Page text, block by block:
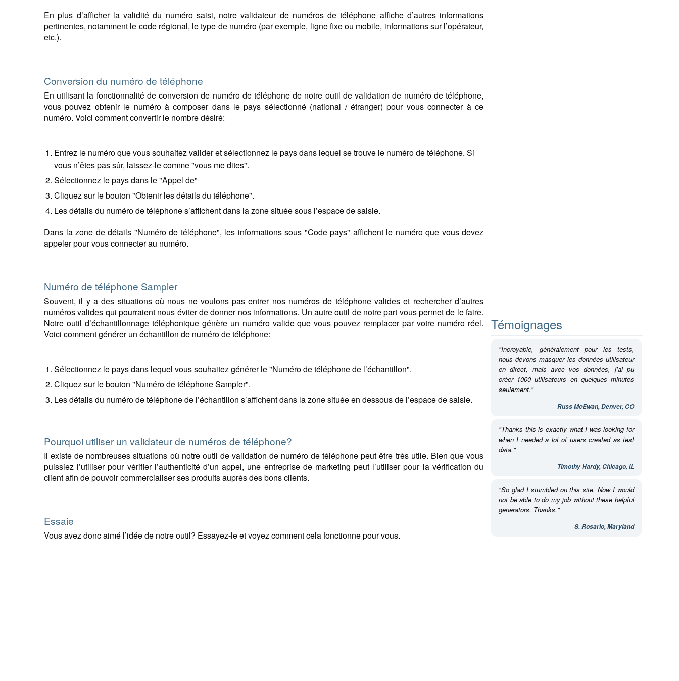
En plus d’afficher la validité du numéro saisi, notre validateur de numéros de téléphone affiche d’autres informations
pertinentes, notamment le code régional, le type de numéro (par exemple, ligne fixe ou mobile, informations sur l’opérateur,
etc.).
Conversion du numéro de téléphone
En utilisant la fonctionnalité de conversion de numéro de téléphone de notre outil de validation de numéro de téléphone,
vous pouvez obtenir le numéro à composer dans le pays sélectionné (national / étranger) pour vous connecter à ce
numéro. Voici comment convertir le nombre désiré:
Entrez le numéro que vous souhaitez valider et sélectionnez le pays dans lequel se trouve le numéro de téléphone. Si
vous n’êtes pas sûr, laissez-le comme "vous me dites".
Sélectionnez le pays dans le "Appel de"
Cliquez sur le bouton "Obtenir les détails du téléphone".
Les détails du numéro de téléphone s’affichent dans la zone située sous l’espace de saisie.
Dans la zone de détails "Numéro de téléphone", les informations sous "Code pays" affichent le numéro que vous devez
appeler pour vous connecter au numéro.
Numéro de téléphone Sampler
Souvent, il y a des situations où nous ne voulons pas entrer nos numéros de téléphone valides et rechercher d’autres
numéros valides qui pourraient nous éviter de donner nos informations. Un autre outil de notre part vous permet de le faire.
Notre outil d’échantillonnage téléphonique génère un numéro valide que vous pouvez remplacer par votre numéro réel.
Voici comment générer un échantillon de numéro de téléphone:
Sélectionnez le pays dans lequel vous souhaitez générer le "Numéro de téléphone de l’échantillon".
Cliquez sur le bouton "Numéro de téléphone Sampler".
Les détails du numéro de téléphone de l’échantillon s’affichent dans la zone située en dessous de l’espace de saisie.
Pourquoi utiliser un validateur de numéros de téléphone?
Il existe de nombreuses situations où notre outil de validation de numéro de téléphone peut être très utile. Bien que vous
puissiez l’utiliser pour vérifier l’authenticité d’un appel, une entreprise de marketing peut l’utiliser pour la vérification du
client afin de pouvoir commercialiser ses produits auprès des bons clients.
Essaie
Vous avez donc aimé l’idée de notre outil? Essayez-le et voyez comment cela fonctionne pour vous.
Témoignages
"Incroyable, généralement pour les tests,
nous devons masquer les données utilisateur
en direct, mais avec vos données, j’ai pu
créer 1000 utilisateurs en quelques minutes
seulement."
Russ McEwan, Denver, CO
"Thanks this is exactly what I was looking for
when I needed a lot of users created as test
data."
Timothy Hardy, Chicago, IL
"So glad I stumbled on this site. Now I would
not be able to do my job without these helpful
generators. Thanks."
S. Rosario, Maryland